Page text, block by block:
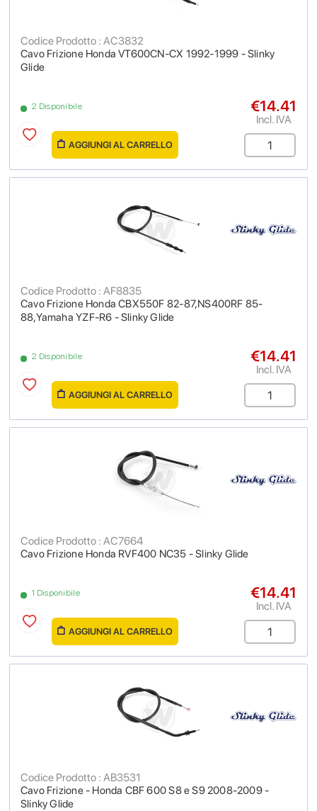
Cavo Frizione Honda VT600CN-CX 1992-1999 - Slinky
Glide
Codice Prodotto : AC3832
2 Disponibile €14.41
Incl. IVA
AGGIUNGI AL CARRELLO
Cavo Frizione Honda CBX550F 82-87,NS400RF 85-
88,Yamaha YZF-R6 - Slinky Glide
Codice Prodotto : AF8835
2 Disponibile €14.41
Incl. IVA
AGGIUNGI AL CARRELLO
Cavo Frizione Honda RVF400 NC35 - Slinky Glide
Codice Prodotto : AC7664
1 Disponibile €14.41
Incl. IVA
AGGIUNGI AL CARRELLO
Cavo Frizione - Honda CBF 600 S8 e S9 2008-2009 -
Slinky Glide
Codice Prodotto : AB3531